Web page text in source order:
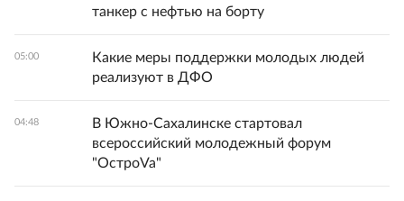
танкер с нефтью на борту
05:00
Какие меры поддержки молодых людей
реализуют в ДФО
04:48
В Южно-Сахалинске стартовал
всероссийский молодежный форум
"ОстроVa"